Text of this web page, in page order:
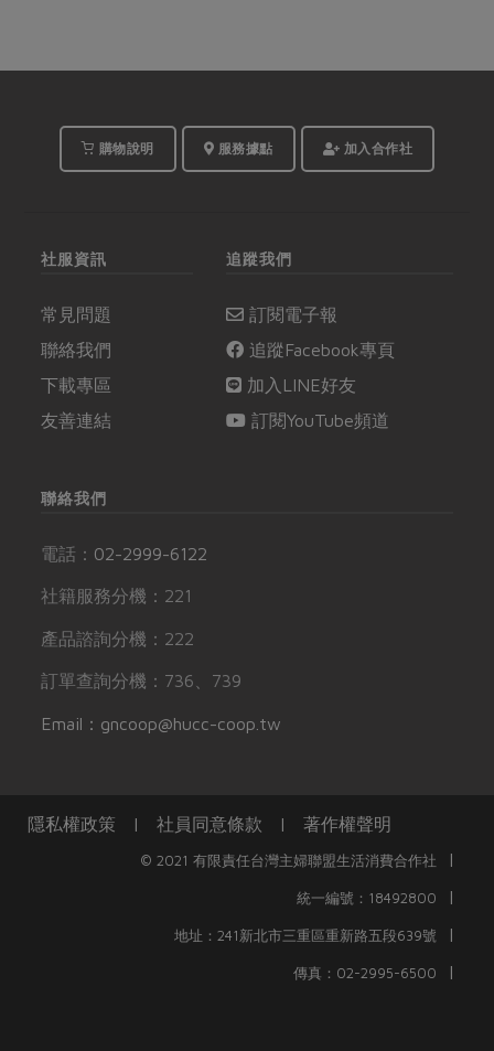
購物說明 服務據點 加入合作社
社服資訊
常見問題
聯絡我們
下載專區
友善連結
追蹤我們
訂閱電子報
追蹤Facebook專頁
加入LINE好友
訂閱YouTube頻道
聯絡我們
電話： 02-2999-6122
社籍服務分機：221
產品諮詢分機：222
訂單查詢分機：736、739
Email：gncoop@hucc-coop.tw
隱私權政策 | 社員同意條款 | 著作權聲明
© 2021 有限責任台灣主婦聯盟生活消費合作社 |
統一編號：18492800 |
地址：241新北市三重區重新路五段639號 |
傳真：02-2995-6500 |